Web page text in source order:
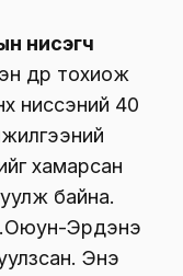
нисэгч
өдөр тохиож
ниссэний 40
хамарсан
байна.
Эрдэнэ
уулзсан. Энэ